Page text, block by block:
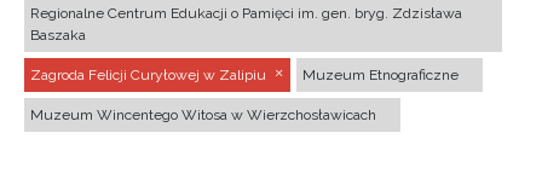
Regionalne Centrum Edukacji o Pamięci im. gen. bryg. Zdzisława
Baszaka
Zagroda Felicji Curyłowej w Zalipiu Muzeum Etnograficzne
Muzeum Wincentego Witosa w Wierzchosławicach